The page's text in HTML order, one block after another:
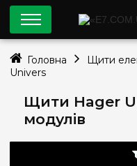
Щити Hager
модулів
Головна Щити
Univers